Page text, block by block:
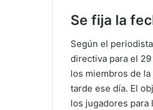
Se fija la
Según el
directiva para el
los miembros de
tarde ese día. El
los jugadores para